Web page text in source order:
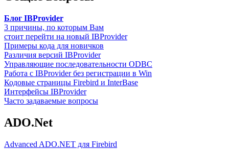
Блог IBProvider
3 причины, по которым Вам
стоит перейти на новый IBProvider
Примеры кода для новичков
Различия версий IBProvider
Управляющие последовательности ODBC
Работа с IBProvider без регистрации в Win
Кодовые страницы Firebird и InterBase
Интерфейсы IBProvider
Часто задаваемые вопросы
ADO.Net
Advanced ADO.NET для Firebird